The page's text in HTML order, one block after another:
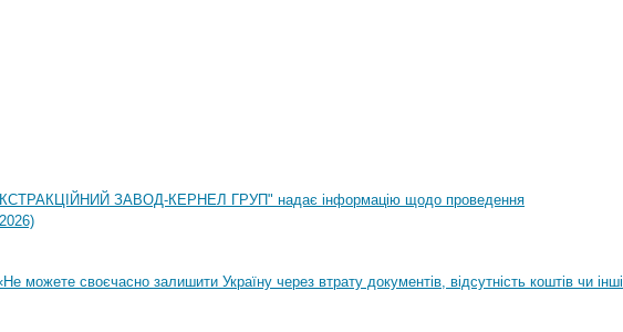
ЗАВОД-КЕРНЕЛ ГРУП" надає інформацію щодо проведення
можете своєчасно залишити Україну через втрату документів, відсутність коштів чи інші